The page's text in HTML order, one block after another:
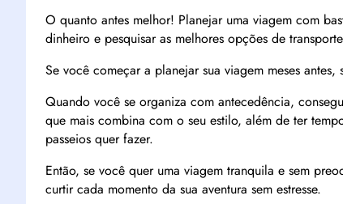
O quanto antes melhor! Planejar uma viagem com
dinheiro e pesquisar as melhores opções de
Se você começar a planejar sua viagem meses
Quando você se organiza com antecedência,
que mais combina com o seu estilo, além de ter
passeios quer fazer.
Então, se você quer uma viagem tranquila e sem
curtir cada momento da sua aventura sem estresse.